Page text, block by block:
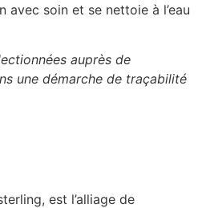
soin et se nettoie à l’eau
auprès de
une démarche de traçabilité
est l’alliage de